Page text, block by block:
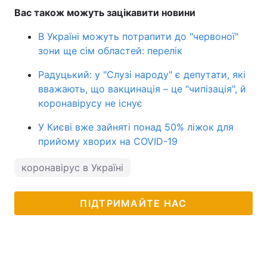
Вас також можуть зацікавити новини
В Україні можуть потрапити до "червоної"
зони ще сім областей: перелік
Радуцький: у "Слузі народу" є депутати, які
вважають, що вакцинація – це "чипізація", й
коронавірусу не існує
У Києві вже зайняті понад 50% ліжок для
прийому хворих на COVID-19
коронавірус в Україні
ПІДТРИМАЙТЕ НАС